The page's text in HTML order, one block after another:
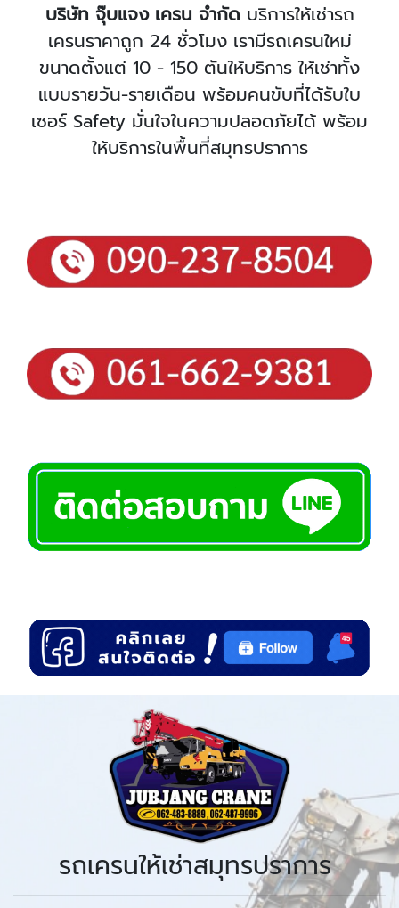
บริษัท จุ๊บแจง เครน จำกัด บริการให้เช่ารถ
เครนราคาถูก 24 ชั่วโมง เรามีรถเครนใหม่
ขนาดตั้งแต่ 10 - 150 ตันให้บริการ ให้เช่าทั้ง
แบบรายวัน-รายเดือน พร้อมคนขับที่ได้รับใบ
เซอร์ Safety มั่นใจในความปลอดภัยได้ พร้อม
ให้บริการในพื้นที่สมุทรปราการ
รถเครนให้เช่าสมุทรปราการ